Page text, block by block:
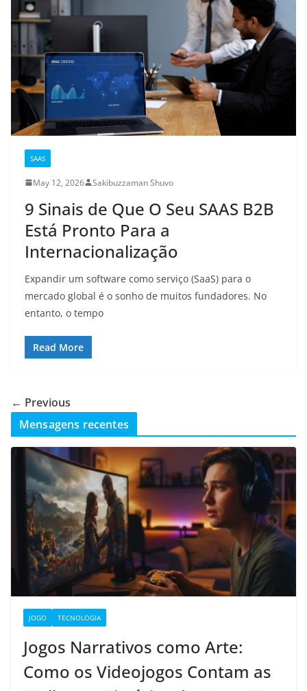
SAAS
May 12, 2026 Sakibuzzaman Shuvo
9 Sinais de Que O Seu SAAS B2B
Está Pronto Para a
Internacionalização
Expandir um software como serviço (SaaS) para o
mercado global é o sonho de muitos fundadores. No
entanto, o tempo
Read More
← Previous
Mensagens recentes
JOGO TECNOLOGIA
Jogos Narrativos como Arte:
Como os Videojogos Contam as